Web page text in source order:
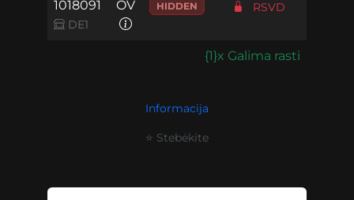
1018091
DE1
OV HIDDEN RSVD
{1}x Galima rasti
Informacija
⭐ Stebėkite